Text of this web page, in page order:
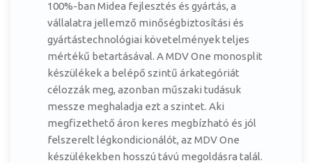
100%-ban Midea fejlesztés és gyártás, a
vállalatra jellemző minőségbiztosítási és
gyártástechnológiai követelmények teljes
mértékű betartásával. A MDV One monosplit
készülékek a belépő szintű árkategóriát
célozzák meg, azonban műszaki tudásuk
messze meghaladja ezt a szintet. Aki
megfizethető áron keres megbízható és jól
felszerelt légkondicionálót, az MDV One
készülékekben hosszú távú megoldásra talál.